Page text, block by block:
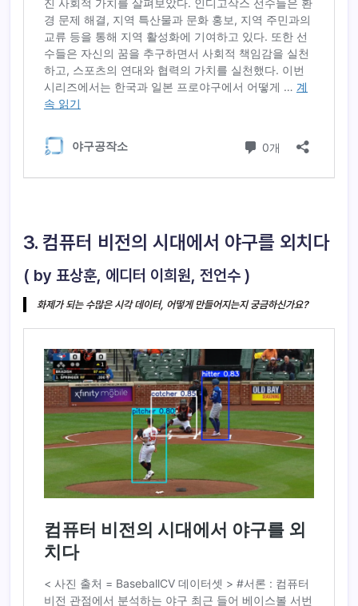
3. 컴퓨터 비전의 시대에서 야구를 외치다
( by 표상훈, 에디터 이희원, 전언수 )
화제가 되는 수많은 시각 데이터, 어떻게 만들어지는지 궁금하신가요?